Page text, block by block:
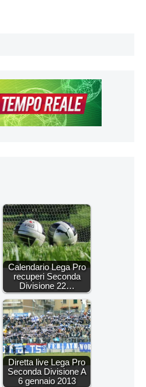
Calendario Lega Pro
recuperi Seconda
Divisione 22…
Diretta live Lega Pro
Seconda Divisione A
6 gennaio 2013